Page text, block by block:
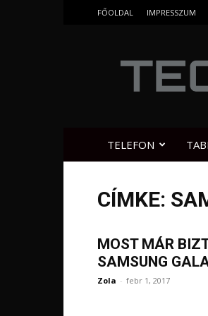
FŐOLDAL IMPRESSZUM
TELEFON
CÍMKE:
MOST MÁR
SAMSUNG
Zola - febr 1, 2017